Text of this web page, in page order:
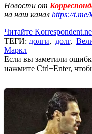
Новости от
на наш канал https://t.me/
Читайте
ТЕГИ: долги, долг,
Маркл
Если вы заметили
нажмите Ctrl+Enter,